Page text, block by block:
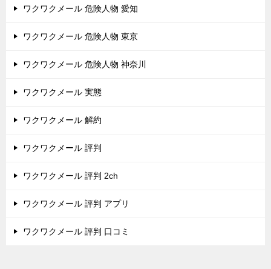
ワクワクメール 危険人物 愛知
ワクワクメール 危険人物 東京
ワクワクメール 危険人物 神奈川
ワクワクメール 実態
ワクワクメール 解約
ワクワクメール 評判
ワクワクメール 評判 2ch
ワクワクメール 評判 アプリ
ワクワクメール 評判 口コミ